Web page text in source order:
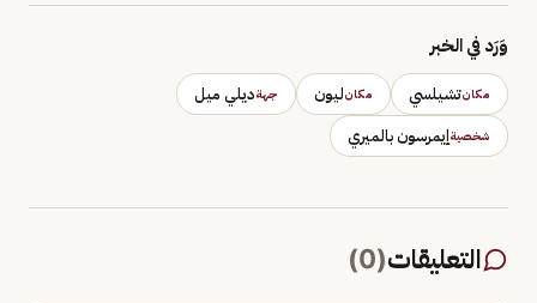
وَرَد في الخبر
مكانتشيلسي مكانليون جهةديلي ميل
شخصيةإيمرسون بالميري
التعليقات(
0
)